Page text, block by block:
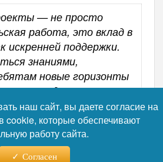
— не просто
работа, это вклад в
искренней поддержки.
знаниями,
новые горизонты
что они здесь —
Пусть эти дни
как время
друзей и ярких
— подчеркнул Михаил
наш сайт, вы даете согласие на
cookie, которые обеспечивают
работу сайта.
Согласен